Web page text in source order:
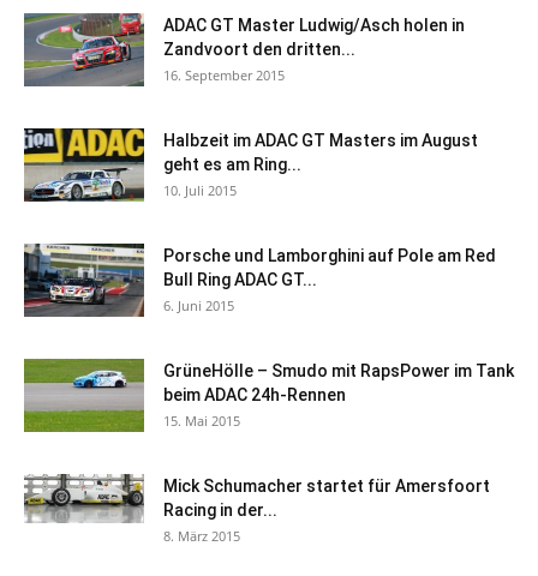
ADAC GT Master Ludwig/Asch holen in
Zandvoort den dritten...
16. September 2015
Halbzeit im ADAC GT Masters im August
geht es am Ring...
10. Juli 2015
Porsche und Lamborghini auf Pole am Red
Bull Ring ADAC GT...
6. Juni 2015
GrüneHölle – Smudo mit RapsPower im Tank
beim ADAC 24h-Rennen
15. Mai 2015
Mick Schumacher startet für Amersfoort
Racing in der...
8. März 2015